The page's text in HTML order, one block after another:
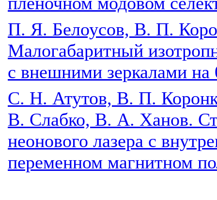
П. Я. Белоусов, В. П.
Малогабаритный
с внешними зеркалами
C. Н. Атутов, В. П.
В. Слабко, В. А. Ханов.
неонового лазера с
переменном магнитном